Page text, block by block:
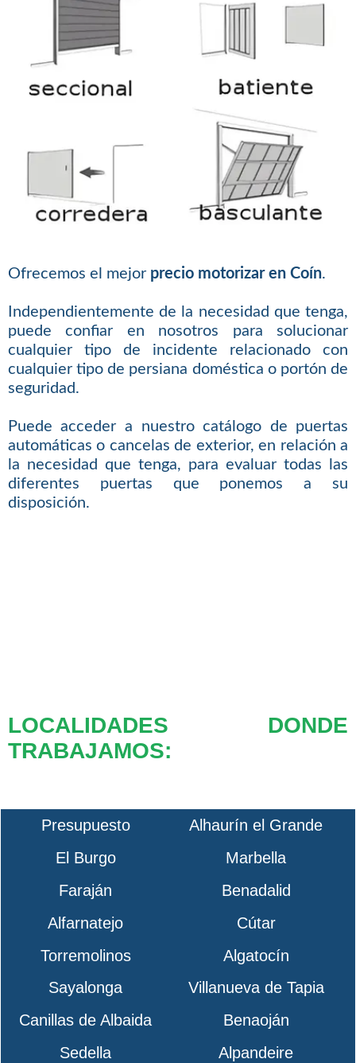
Ofrecemos el mejor precio motorizar en Coín.
Independientemente de la necesidad que tenga,
puede confiar en nosotros para solucionar
cualquier tipo de incidente relacionado con
cualquier tipo de persiana doméstica o portón de
seguridad.
Puede acceder a nuestro catálogo de puertas
automáticas o cancelas de exterior, en relación a
la necesidad que tenga, para evaluar todas las
diferentes puertas que ponemos a su
disposición.
LOCALIDADES DONDE
TRABAJAMOS:
Presupuesto
Alhaurín el Grande
El Burgo
Marbella
Faraján
Benadalid
Alfarnatejo
Cútar
Torremolinos
Algatocín
Sayalonga
Villanueva de Tapia
Canillas de Albaida
Benaoján
Sedella
Alpandeire